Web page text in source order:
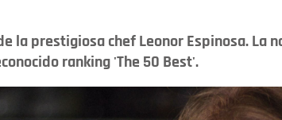
la prestigiosa chef Leonor Espinosa. La
ranking 'The 50 Best'.